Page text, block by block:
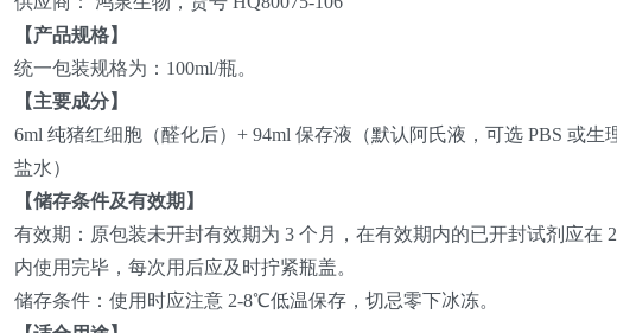
【产品规格】
统一包装规格为：100ml/瓶。
【主要成分】
6ml 纯猪红细胞（醛化后）+ 94ml 保存液（默认阿氏液，可选 PBS 或生
盐水）
【储存条件及有效期】
有效期：原包装未开封有效期为 3 个月，在有效期内的已开封试剂应在
内使用完毕，每次用后应及时拧紧瓶盖。
储存条件：使用时应注意 2-8℃低温保存，切忌零下冰冻。